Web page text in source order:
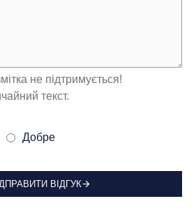
не підтримується!
текст.
Добре
ВІДГУК